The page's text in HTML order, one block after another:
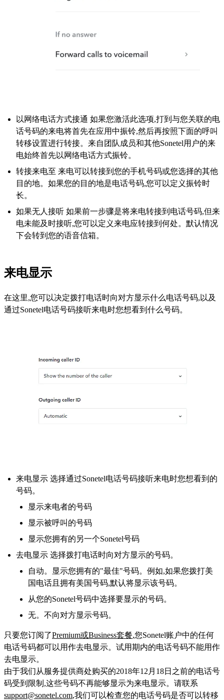
以网络电话方式接通 如果您激活此选项,打到与您关联的电
话号码的来电将首先在应用中振铃,然后再按照下面的呼叫
转移设置进行转接。来自团队成员和其他Sonetel用户的来
电始终首先以网络电话方式振铃。
转接来电至 来电可以转接到您的手机号码或您选择的其他
目的地。如果您的目的地是电话号码,您可以定义振铃时
长。
如果无人接听 如果前一步骤是将来电转接到电话号码,但来
电未能及时接听,您可以定义来电应转接到何处。默认情况
下会转到您的语音信箱。
来电显示
在这里,您可以决定拨打电话时向对方显示什么电话号码,以及
通过Sonetel电话号码接听来电时您想看到什么号码。
来电显示 选择通过Sonetel电话号码接听来电时您想看到的
号码。
显示来电者的号码
显示被呼叫的号码
显示您拥有的另一个Sonetel号码
去电显示 选择拨打电话时向对方显示的号码。
自动。显示您拥有的"最佳"号码。例如,如果您拨打美
国电话且拥有美国号码,默认将显示该号码。
从您的Sonetel号码中选择要显示的号码。
无。不向对方显示号码。
只要您订阅了Premium或Business套餐,您Sonetel账户中的任何
电话号码都可以用作去电显示。试用期内的电话号码不能用作
去电显示。
由于我们从服务提供商处购买的2018年12月18日之前的电话号
码受到限制,这些号码不再能够显示为来电显示。请联系
support@sonetel.com,我们可以检查您的电话号码是否可以转移